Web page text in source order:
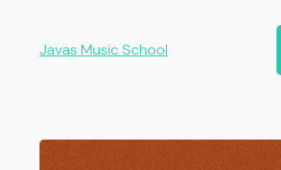
Javas Music School